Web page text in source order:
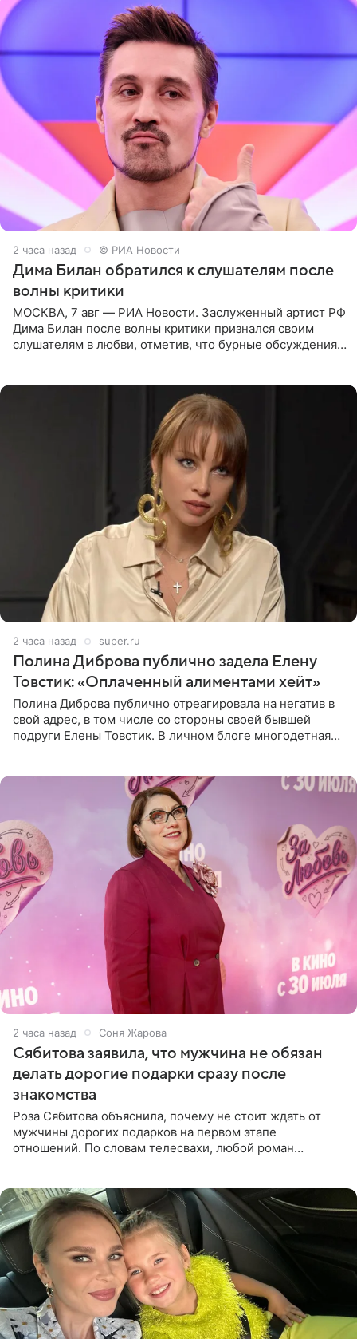
2 часа назад © РИА Новости
Дима Билан обратился к слушателям после
волны критики
МОСКВА, 7 авг — РИА Новости. Заслуженный артист РФ
Дима Билан после волны критики признался своим
слушателям в любви, отметив, что бурные обсуждения
2 часа назад super.ru
Полина Диброва публично задела Елену
Товстик: «Оплаченный алиментами хейт»
Полина Диброва публично отреагировала на негатив в
свой адрес, в том числе со стороны своей бывшей
подруги Елены Товстик. В личном блоге многодетная
2 часа назад Соня Жарова
Сябитова заявила, что мужчина не обязан
делать дорогие подарки сразу после
знакомства
Роза Сябитова объяснила, почему не стоит ждать от
мужчины дорогих подарков на первом этапе
отношений. По словам телесвахи, любой роман